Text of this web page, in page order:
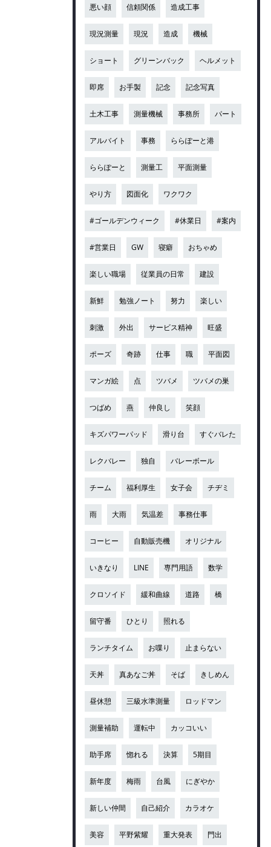
悪い顔 信頼関係 造成工事
現況測量 現況 造成 機械
ショート グリーンバック ヘルメット
即席 お手製 記念 記念写真
土木工事 測量機械 事務所 パート
アルバイト 事務 ららぽーと港
ららぽーと 測量工 平面測量
やり方 図面化 ワクワク
#ゴールデンウィーク #休業日 #案内
#営業日 GW 寝癖 おちゃめ
楽しい職場 従業員の日常 建設
新鮮 勉強ノート 努力 楽しい
刺激 外出 サービス精神 旺盛
ポーズ 奇跡 仕事 職 平面図
マンガ絵 点 ツバメ ツバメの巣
つばめ 燕 仲良し 笑顔
キズパワーパッド 滑り台 すぐバレた
レクバレー 独自 バレーボール
チーム 福利厚生 女子会 チヂミ
雨 大雨 気温差 事務仕事
コーヒー 自動販売機 オリジナル
いきなり LINE 専門用語 数学
クロソイド 緩和曲線 道路 橋
留守番 ひとり 照れる
ランチタイム お喋り 止まらない
天丼 真あなご丼 そば きしめん
昼休憩 三級水準測量 ロッドマン
測量補助 運転中 カッコいい
助手席 惚れる 決算 5期目
新年度 梅雨 台風 にぎやか
新しい仲間 自己紹介 カラオケ
美容 平野紫耀 重大発表 門出